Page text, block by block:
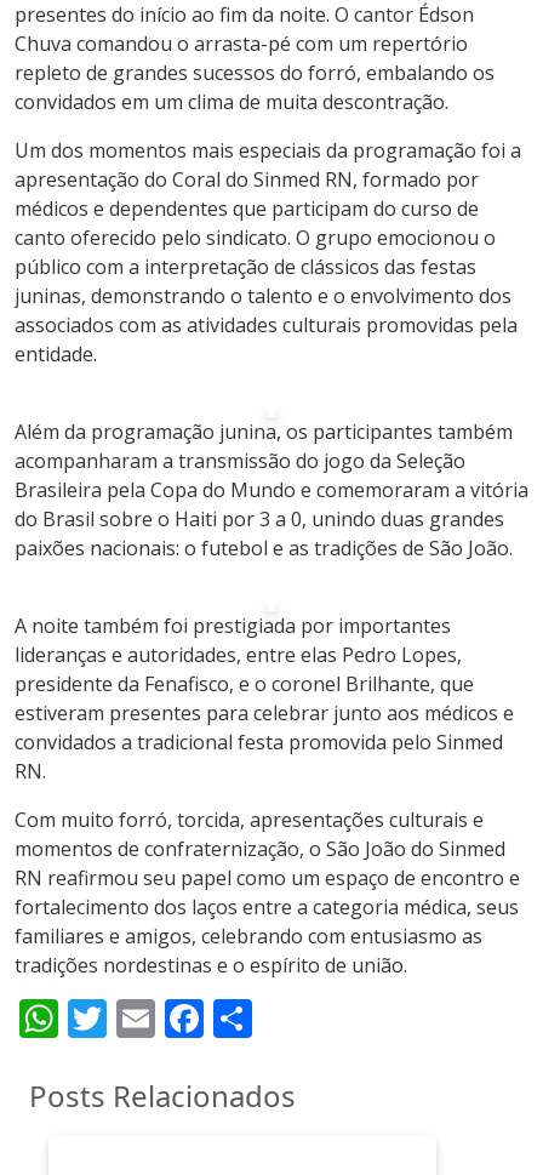
presentes do início ao fim da noite. O cantor Édson
Chuva comandou o arrasta-pé com um repertório
repleto de grandes sucessos do forró, embalando os
convidados em um clima de muita descontração.
Um dos momentos mais especiais da programação foi a
apresentação do Coral do Sinmed RN, formado por
médicos e dependentes que participam do curso de
canto oferecido pelo sindicato. O grupo emocionou o
público com a interpretação de clássicos das festas
juninas, demonstrando o talento e o envolvimento dos
associados com as atividades culturais promovidas pela
entidade.
Além da programação junina, os participantes também
acompanharam a transmissão do jogo da Seleção
Brasileira pela Copa do Mundo e comemoraram a vitória
do Brasil sobre o Haiti por 3 a 0, unindo duas grandes
paixões nacionais: o futebol e as tradições de São João.
A noite também foi prestigiada por importantes
lideranças e autoridades, entre elas Pedro Lopes,
presidente da Fenafisco, e o coronel Brilhante, que
estiveram presentes para celebrar junto aos médicos e
convidados a tradicional festa promovida pelo Sinmed
RN.
Com muito forró, torcida, apresentações culturais e
momentos de confraternização, o São João do Sinmed
RN reafirmou seu papel como um espaço de encontro e
fortalecimento dos laços entre a categoria médica, seus
familiares e amigos, celebrando com entusiasmo as
tradições nordestinas e o espírito de união.
WhatsApp
Twitter
EmailFacebook
Posts Relacionados